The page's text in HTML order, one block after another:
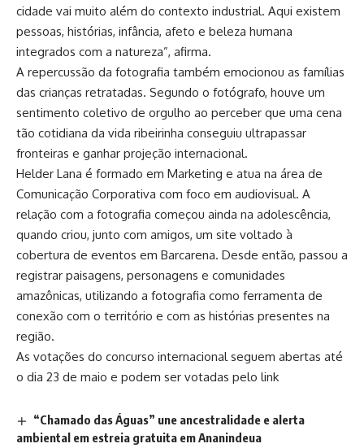
cidade vai muito além do contexto industrial. Aqui existem
pessoas, histórias, infância, afeto e beleza humana
integrados com a natureza”, afirma.
A repercussão da fotografia também emocionou as famílias
das crianças retratadas. Segundo o fotógrafo, houve um
sentimento coletivo de orgulho ao perceber que uma cena
tão cotidiana da vida ribeirinha conseguiu ultrapassar
fronteiras e ganhar projeção internacional.
Helder Lana é formado em Marketing e atua na área de
Comunicação Corporativa com foco em audiovisual. A
relação com a fotografia começou ainda na adolescência,
quando criou, junto com amigos, um site voltado à
cobertura de eventos em Barcarena. Desde então, passou a
registrar paisagens, personagens e comunidades
amazônicas, utilizando a fotografia como ferramenta de
conexão com o território e com as histórias presentes na
região.
As votações do concurso internacional seguem abertas até
o dia 23 de maio e podem ser votadas pelo link
“Chamado das Águas” une ancestralidade e alerta
ambiental em estreia gratuita em Ananindeua